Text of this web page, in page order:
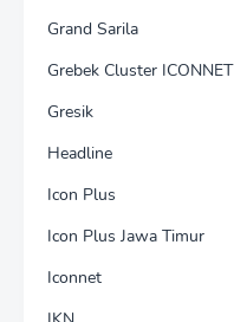
Grand Sarila
Grebek Cluster ICONNET
Gresik
Headline
Icon Plus
Icon Plus Jawa Timur
Iconnet